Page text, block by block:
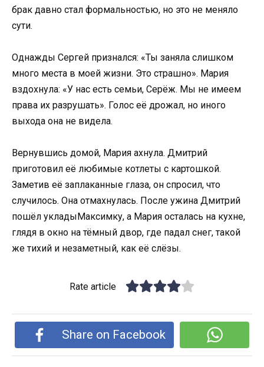
брак давно стал формальностью, но это не меняло
сути.
Однажды Сергей признался: «Ты заняла слишком
много места в моей жизни. Это страшно». Мария
вздохнула: «У нас есть семьи, Серёж. Мы не имеем
права их разрушать». Голос её дрожал, но иного
выхода она не видела.
Вернувшись домой, Мария ахнула. Дмитрий
приготовил её любимые котлеты с картошкой.
Заметив её заплаканные глаза, он спросил, что
случилось. Она отмахнулась. После ужина Дмитрий
пошёл укладыМаксимку, а Мария осталась на кухне,
глядя в окно на тёмный двор, где падал снег, такой
же тихий и незаметный, как её слёзы.
Rate article
Share on Facebook